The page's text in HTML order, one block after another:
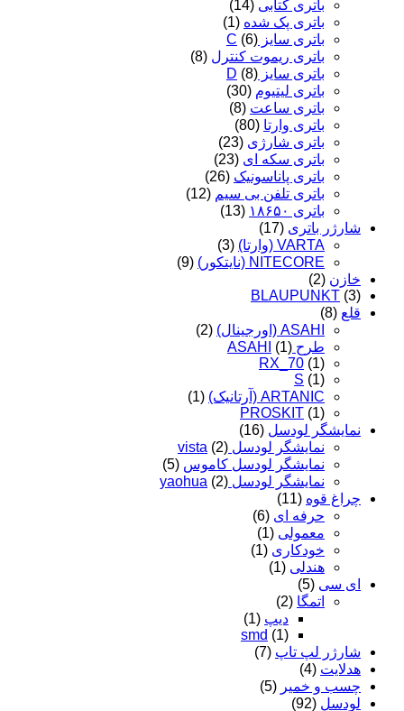
باتری کتابی (14)
باتری پک شده (1)
باتری سایز C (6)
باتری ریموت کنترل (8)
باتری سایز D (8)
باتری لیتیوم (30)
باتری ساعت (8)
باتری وارتا (80)
باتری شارژی (23)
باتری سکه ای (23)
باتری پاناسونیک (26)
باتری تلفن بی سیم (12)
باتری ۱۸۶۵۰
(13)
شارژر باتری (17)
VARTA (وارتا)
(3)
NITECORE (نایتکور)
(9)
خازن (2)
BLAUPUNKT (3)
قلع (8)
ASAHI (اورجینال)
(2)
طرح ASAHI (1)
RX_70 (1)
S (1)
ARTANIC (آرتانیک)
(1)
PROSKIT (1)
نمایشگر لودسل (16)
نمایشگر لودسل vista (2)
نمایشگر لودسل کاموس (5)
نمایشگر لودسل yaohua (2)
چراغ قوه (11)
حرفه ای (6)
معمولی (1)
خودکاری (1)
هندلی (1)
ای سی (5)
اتمگا (2)
دیپ (1)
smd (1)
شارژر لپ تاپ (7)
هدلایت (4)
چسب و خمیر (5)
لودسل (92)